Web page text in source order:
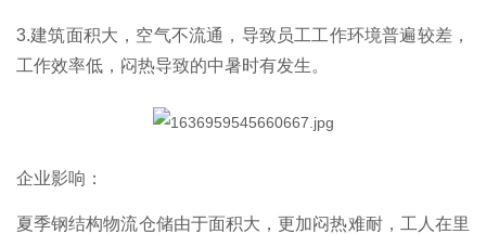
3.建筑面积大，空气不流通，导致员工工作环境普遍较差，
工作效率低，闷热导致的中暑时有发生。
企业影响 ：
夏季钢结构物流仓储由于面积大，更加闷热难耐，工人在里